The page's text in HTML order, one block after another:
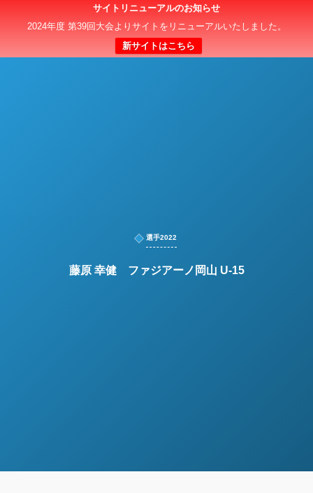
サイトリニューアルのお知らせ
2024年度 第39回大会よりサイトをリニューアルいたしました。
新サイトはこちら
日本クラブユースサッカー選手権（U-15）大会
選手2022
藤原 幸健 ファジアーノ岡山 U-15